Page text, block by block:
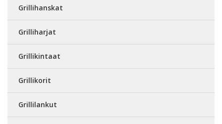
Grillihanskat
Grilliharjat
Grillikintaat
Grillikorit
Grillilankut